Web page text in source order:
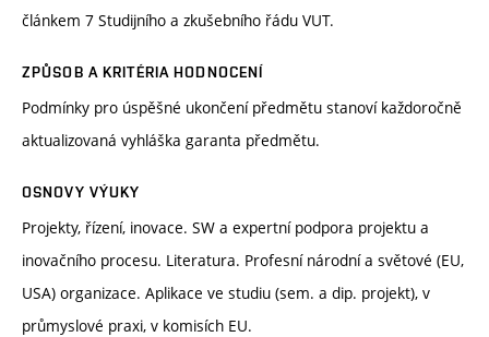
článkem 7 Studijního a zkušebního řádu VUT.
ZPŮSOB A KRITÉRIA HODNOCENÍ
Podmínky pro úspěšné ukončení předmětu stanoví každoročně
aktualizovaná vyhláška garanta předmětu.
OSNOVY VÝUKY
Projekty, řízení, inovace. SW a expertní podpora projektu a
inovačního procesu. Literatura. Profesní národní a světové (EU,
USA) organizace. Aplikace ve studiu (sem. a dip. projekt), v
průmyslové praxi, v komisích EU.